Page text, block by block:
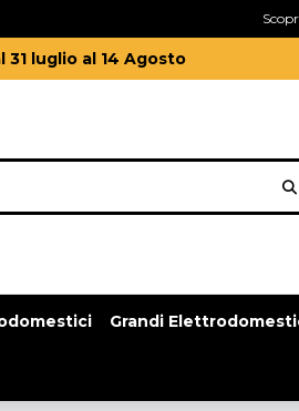
luglio al 14 Agosto
Grandi